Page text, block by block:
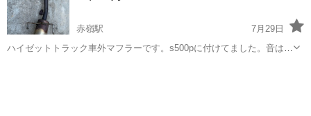
赤嶺駅
7月29日
ハイゼットトラック車外マフラーです。s500pに付けてました。音は人